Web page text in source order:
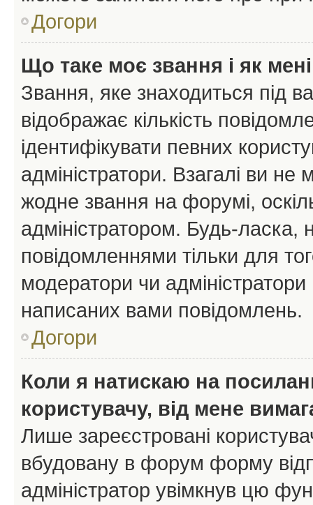
Догори
Що таке моє звання і як
Звання, яке знаходиться під
відображає кількість
ідентифікувати певних
адміністратори. Взагалі ви
жодне звання на форумі,
адміністратором. Будь-
повідомленнями тільки для
модератори чи
написаних вами повідомлень.
Догори
Коли я натискаю на
користувачу, від мене
Лише зареєстровані
вбудовану в форум форму
адміністратор увімкнув цю